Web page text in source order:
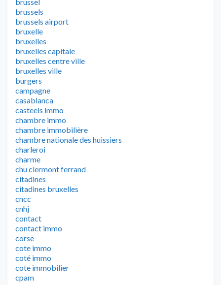
brussels
brussels airport
bruxelle
bruxelles
bruxelles capitale
bruxelles centre ville
bruxelles ville
burgers
campagne
casablanca
casteels immo
chambre immo
chambre immobilière
chambre nationale des huissiers
charleroi
charme
chu clermont ferrand
citadines
citadines bruxelles
cncc
cnhj
contact
contact immo
corse
cote immo
coté immo
cote immobilier
cpam